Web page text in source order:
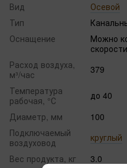
Вид
Осевой
Тип
Оснащение
Можно
скорости
Расход воздуха,
м³/час
379
Температура
рабочая, °С
до 40
Диаметр, мм
100
Подключаемый
воздуховод
круглый
Вес продукта, кг
3.0